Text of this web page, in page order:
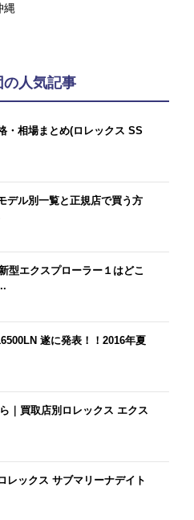
縄
の人気記事
・相場まとめ(ロレックス SS
デル別一覧と正規店で買う方
型エクスプローラー１はどこ
遂に発表！！2016年夏
｜買取店別ロレックス エクス
レックス サブマリーナデイト